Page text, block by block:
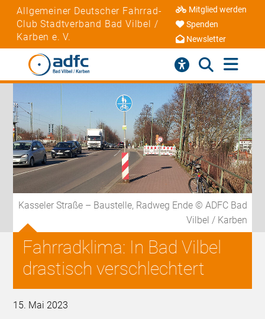
Allgemeiner Deutscher Fahrrad-
Club Stadtverband Bad Vilbel /
Karben e. V.
Mitglied werden
Spenden
Newsletter
Kasseler Straße – Baustelle, Radweg Ende © ADFC Bad
Vilbel / Karben
Fahrradklima: In Bad Vilbel
drastisch verschlechtert
15. Mai 2023